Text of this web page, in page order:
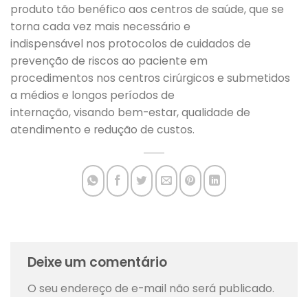
produto tão benéfico aos centros de saúde, que se
torna cada vez mais necessário e
indispensável nos protocolos de cuidados de
prevenção de riscos ao paciente em
procedimentos nos centros cirúrgicos e submetidos
a médios e longos períodos de
internação, visando bem-estar, qualidade de
atendimento e redução de custos.
Deixe um comentário
O seu endereço de e-mail não será publicado.